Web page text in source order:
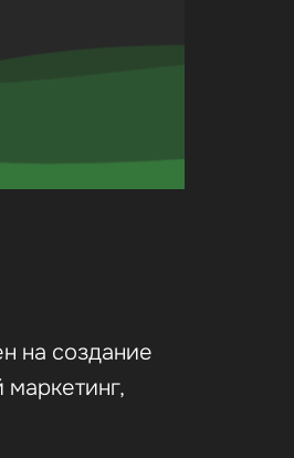
на создание